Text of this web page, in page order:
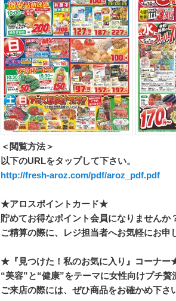
＜閲覧方法＞
以下のURLをタップして下さい。
http://fresh-aroz.com/pdf/aroz_pdf.pdf
★アロスポイントカード★
貯めてお得なポイント会員になりませんか
ご精算の際に、レジ担当者へお気軽にお申
★『見つけた！私のお気に入り』コーナー
“美容”と“健康”をテーマに女性向けプチ贅
ご来店の際には、ぜひ商品をお確かめ下さ